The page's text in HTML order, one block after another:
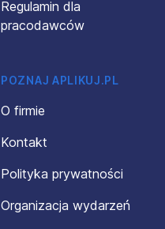
Regulamin dla
pracodawców
POZNAJ APLIKUJ.PL
O firmie
Kontakt
Polityka prywatności
Organizacja wydarzeń